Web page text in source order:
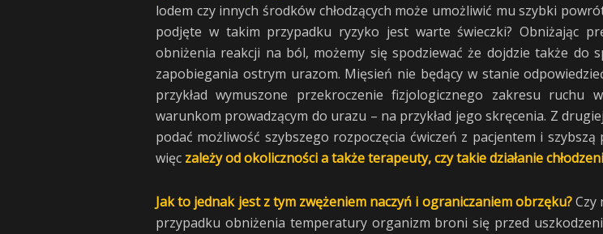
lodem czy innych środków chłodzących może umożliwić mu szybki
podjęte w takim przypadku ryzyko jest warte świeczki? Obniżając
obniżenia reakcji na ból, możemy się spodziewać że dojdzie także
zapobiegania ostrym urazom. Mięsień nie będący w stanie
przykład wymuszone przekroczenie fizjologicznego zakresu ruchu
warunkom prowadzącym do urazu – na przykład jego skręcenia. Z
podać możliwość szybszego rozpoczęcia ćwiczeń z pacjentem i
więc zależy od okoliczności a także terapeuty, czy takie działanie
Jak to jednak jest z tym zwężeniem naczyń i ograniczaniem obrzęku?Czy
przypadku obniżenia temperatury organizm broni się przed